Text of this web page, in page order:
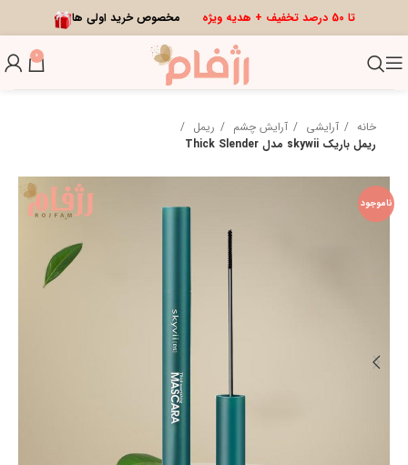
تا 50 درصد تخفیف + هدیه ویژه مخصوص خرید اولی ها
0
خانه آرایشی آرایش چشم
ریمل
ریمل باریک skywii مدل Thick Slender
ناموجود